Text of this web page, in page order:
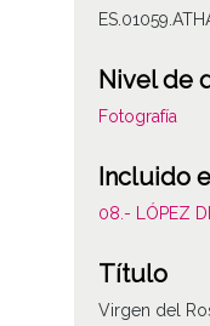
Nivel de
Fotografía
Incluido
08.- LÓPEZ
Título
Virgen del